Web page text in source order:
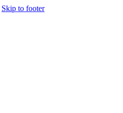
Skip to footer